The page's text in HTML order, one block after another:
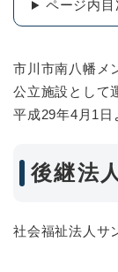
ページ内目
市川市南八幡メ
公立施設として
平成29年4月1日
後継法人
社会福祉法人サ